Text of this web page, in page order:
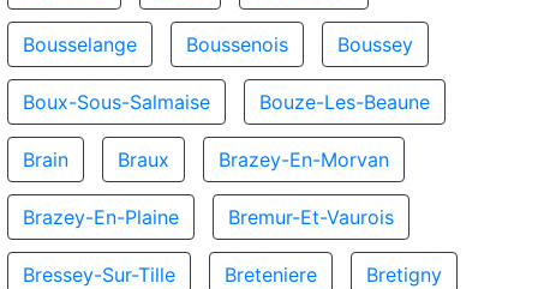
Bousselange Boussenois Boussey
Boux-Sous-Salmaise Bouze-Les-Beaune
Brain Braux Brazey-En-Morvan
Brazey-En-Plaine Bremur-Et-Vaurois
Bressey-Sur-Tille Breteniere Bretigny